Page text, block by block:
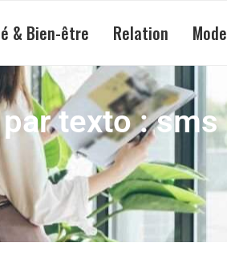
& Bien-être Relation Mode
texto : sms